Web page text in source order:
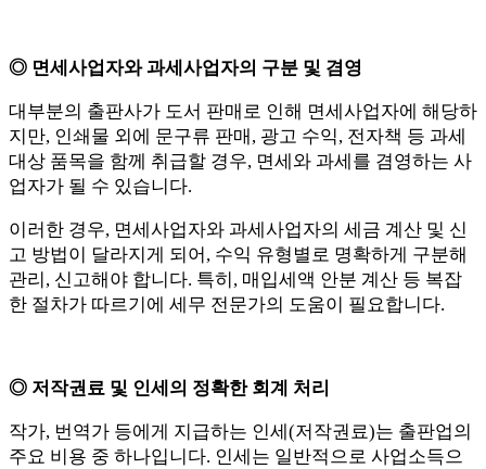
◎ 면세사업자와 과세사업자의 구분 및 겸영
대부분의 출판사가 도서 판매로 인해 면세사업자에 해당하
지만, 인쇄물 외에 문구류 판매, 광고 수익, 전자책 등 과세
대상 품목을 함께 취급할 경우, 면세와 과세를 겸영하는 사
업자가 될 수 있습니다.
이러한 경우, 면세사업자와 과세사업자의 세금 계산 및 신
고 방법이 달라지게 되어, 수익 유형별로 명확하게 구분해
관리, 신고해야 합니다. 특히, 매입세액 안분 계산 등 복잡
한 절차가 따르기에 세무 전문가의 도움이 필요합니다.
◎ 저작권료 및 인세의 정확한 회계 처리
작가, 번역가 등에게 지급하는 인세(저작권료)는 출판업의
주요 비용 중 하나입니다. 인세는 일반적으로 사업소득으